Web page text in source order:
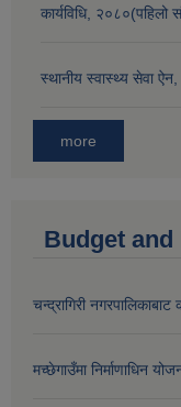
कार्यविधि,
स्थानीय स्वास्थ्य सेवा
more
Budget and
चन्द्रागिरी
मच्छेगाउँमा निर्माणाधिन